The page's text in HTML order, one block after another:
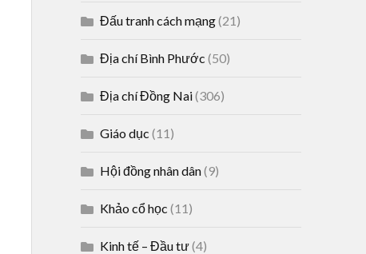
Đấu tranh cách mạng(21)
Địa chí Bình Phước (50)
Địa chí Đồng Nai(306)
Giáo dục (11)
Hội đồng nhân dân(9)
Khảo cổ học (11)
Kinh tế – Đầu tư(4)